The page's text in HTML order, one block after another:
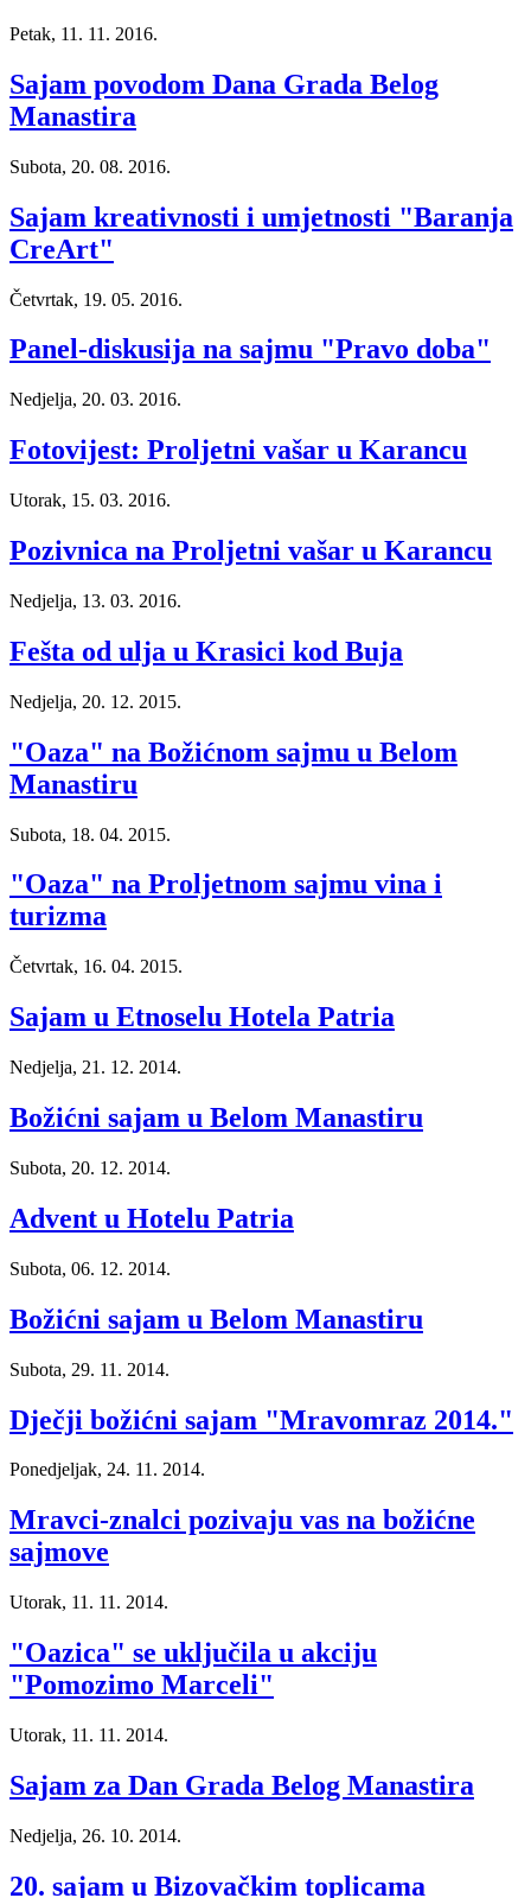
Petak, 11. 11. 2016.
Sajam povodom Dana Grada Belog
Manastira
Subota, 20. 08. 2016.
Sajam kreativnosti i umjetnosti "Baranja
CreArt"
Četvrtak, 19. 05. 2016.
Panel-diskusija na sajmu "Pravo doba"
Nedjelja, 20. 03. 2016.
Fotovijest: Proljetni vašar u Karancu
Utorak, 15. 03. 2016.
Pozivnica na Proljetni vašar u Karancu
Nedjelja, 13. 03. 2016.
Fešta od ulja u Krasici kod Buja
Nedjelja, 20. 12. 2015.
"Oaza" na Božićnom sajmu u Belom
Manastiru
Subota, 18. 04. 2015.
"Oaza" na Proljetnom sajmu vina i
turizma
Četvrtak, 16. 04. 2015.
Sajam u Etnoselu Hotela Patria
Nedjelja, 21. 12. 2014.
Božićni sajam u Belom Manastiru
Subota, 20. 12. 2014.
Advent u Hotelu Patria
Subota, 06. 12. 2014.
Božićni sajam u Belom Manastiru
Subota, 29. 11. 2014.
Dječji božićni sajam "Mravomraz 2014."
Ponedjeljak, 24. 11. 2014.
Mravci-znalci pozivaju vas na božićne
sajmove
Utorak, 11. 11. 2014.
"Oazica" se uključila u akciju
"Pomozimo Marceli"
Utorak, 11. 11. 2014.
Sajam za Dan Grada Belog Manastira
Nedjelja, 26. 10. 2014.
20. sajam u Bizovačkim toplicama